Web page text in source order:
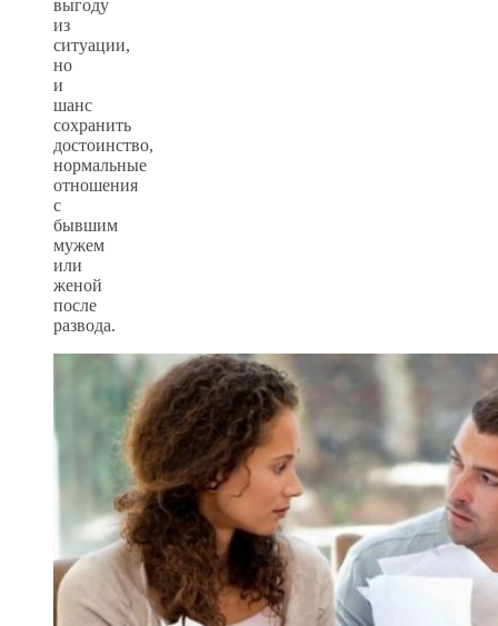
выгоду
из
ситуации,
но
и
шанс
сохранить
достоинство,
нормальные
отношения
с
бывшим
мужем
или
женой
после
развода.